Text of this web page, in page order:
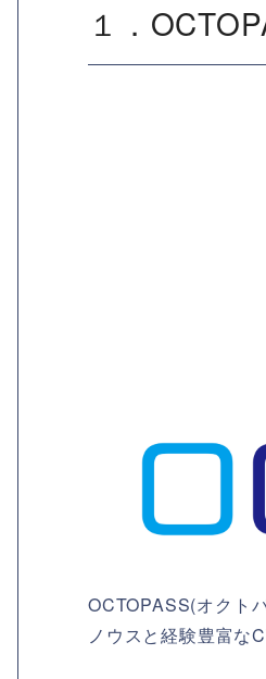
１．
OCTOPASS(オクト
ノウスと経験豊富な